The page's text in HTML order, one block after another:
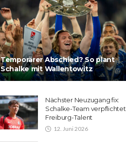
Temporärer Abschied? So plant
Schalke mit Wallentowitz
Nächster Neuzugang fix:
Schalke-Team verpflichtet
Freiburg-Talent
12. Juni 2026